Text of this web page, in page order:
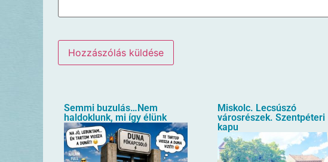
Semmi buzulás…Nem
haldoklunk, mi így élünk
Miskolc. Lecsúszó
városrészek. Szentpéteri
kapu